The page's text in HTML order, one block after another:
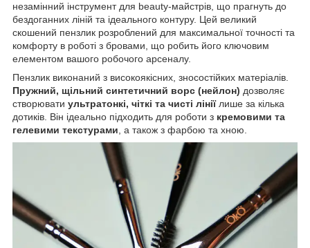
незамінний інструмент для beauty-майстрів, що прагнуть до
бездоганних ліній та ідеального контуру. Цей великий
скошений пензлик розроблений для максимальної точності та
комфорту в роботі з бровами, що робить його ключовим
елементом вашого робочого арсеналу.
Пензлик виконаний з високоякісних, зносостійких матеріалів.
Пружний, щільний синтетичний ворс (нейлон) дозволяє
створювати ультратонкі, чіткі та чисті лініїлише за кілька
дотиків. Він ідеально підходить для роботи з кремовими та
гелевими текстурами, а також з фарбою та хною.